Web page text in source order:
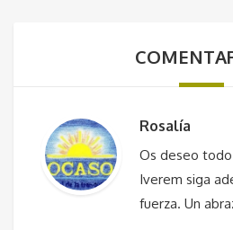
Rosalía
Os deseo
Iverem siga
fuerza. Un